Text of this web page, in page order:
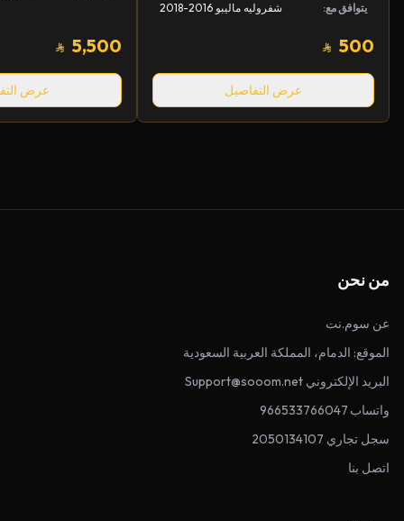
يتوافق مع: شفروليه ماليبو 2016-2018
500
عرض التفاصيل
5,500
عرض
من نحن
عن سوم.نت
الموقع: الدمام، المملكة العربية السعودية
البريد الإلكتروني Support@sooom.net
واتساب 966533766047
سجل تجاري 2050134107
اتصل بنا